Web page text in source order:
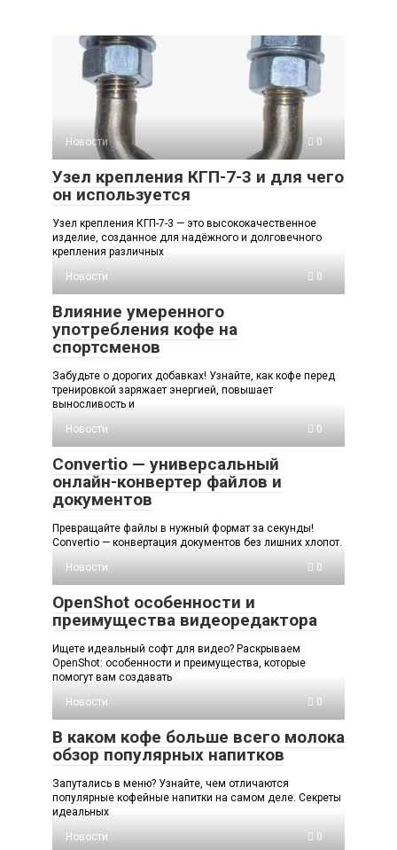
Новости 0
Узел крепления КГП-7-3 и для чего
он используется
Узел крепления КГП-7-3 — это высококачественное
изделие, созданное для надёжного и долговечного
крепления различных
Новости
0
Влияние умеренного
употребления кофе на
спортсменов
Забудьте о дорогих добавках! Узнайте, как кофе перед
тренировкой заряжает энергией, повышает
выносливость и
Новости
0
Convertio — универсальный
онлайн-конвертер файлов и
документов
Превращайте файлы в нужный формат за секунды!
Convertio — конвертация документов без лишних хлопот.
Новости
0
OpenShot особенности и
преимущества видеоредактора
Ищете идеальный софт для видео? Раскрываем
OpenShot: особенности и преимущества, которые
помогут вам создавать
Новости
0
В каком кофе больше всего молока
обзор популярных напитков
Запутались в меню? Узнайте, чем отличаются
популярные кофейные напитки на самом деле. Секреты
идеальных
Новости
0